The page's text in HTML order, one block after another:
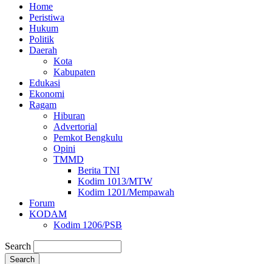
Home
Peristiwa
Hukum
Politik
Daerah
Kota
Kabupaten
Edukasi
Ekonomi
Ragam
Hiburan
Advertorial
Pemkot Bengkulu
Opini
TMMD
Berita TNI
Kodim 1013/MTW
Kodim 1201/Mempawah
Forum
KODAM
Kodim 1206/PSB
Search